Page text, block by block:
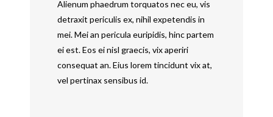
Alienum phaedrum torquatos nec eu, vis
detraxit periculis ex, nihil expetendis in
mei. Mei an pericula euripidis, hinc partem
ei est. Eos ei nisl graecis, vix aperiri
consequat an. Eius lorem tincidunt vix at,
vel pertinax sensibus id.